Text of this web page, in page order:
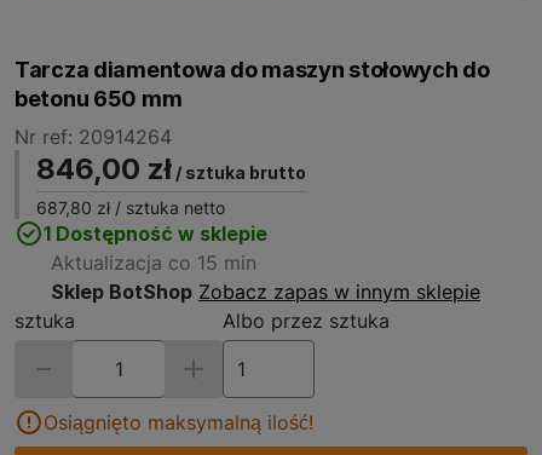
Tarcza diamentowa do maszyn stołowych do
betonu 650 mm
Nr ref: 20914264
846,00 zł / sztuka brutto
687,80 zł / sztuka netto
1 Dostępność w sklepie
Aktualizacja co 15 min
Sklep BotShop Zobacz zapas w innym sklepie
sztuka
Albo przez sztuka
Osiągnięto maksymalną ilość!